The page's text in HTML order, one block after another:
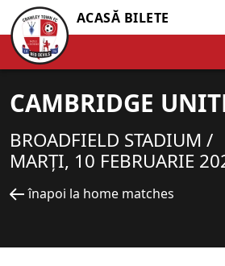
ACASĂ BILETE
CAMBRIDGE
BROADFIELD STADIUM /
MARȚI, 10 FEBRUARIE
înapoi la home matches